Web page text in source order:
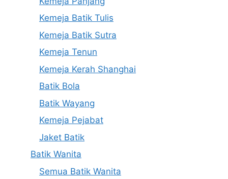
Kemeja Batik Tulis
Kemeja Batik Sutra
Kemeja Tenun
Kemeja Kerah Shanghai
Batik Bola
Batik Wayang
Kemeja Pejabat
Jaket Batik
Batik Wanita
Semua Batik Wanita